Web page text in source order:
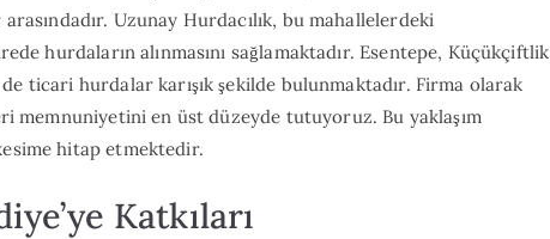
Uzunay Hurdacılık, bu mahallelerdeki
hurdaların alınmasını sağlamaktadır. Esentepe, Küçükçiftlik
ticari hurdalar karışık şekilde bulunmaktadır. Firma olarak
memnuniyetini en üst düzeyde tutuyoruz. Bu yaklaşım
hitap etmektedir.
Katkıları